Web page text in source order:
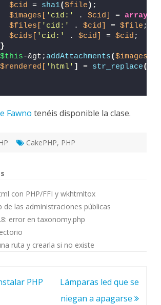
$cid = sha1($file ) ;
$images[
'cid:' . $cid] = array
$files[
'cid:' . $cid] = $file ;
$cids[
'cid:' . $cid] = $cid ;
}
$this-&gt; addAttachments($images
$rendered[
'html' ] = str_replace(
Fawno tenéis disponible la clase.
CakePHP, PHP
con PHP/FFI y wkhtmltox
de las administraciones públicas
error en taxonomy.php
ruta y crearla si no existe
PHP
Lámparas led que se
niegan a apagarse